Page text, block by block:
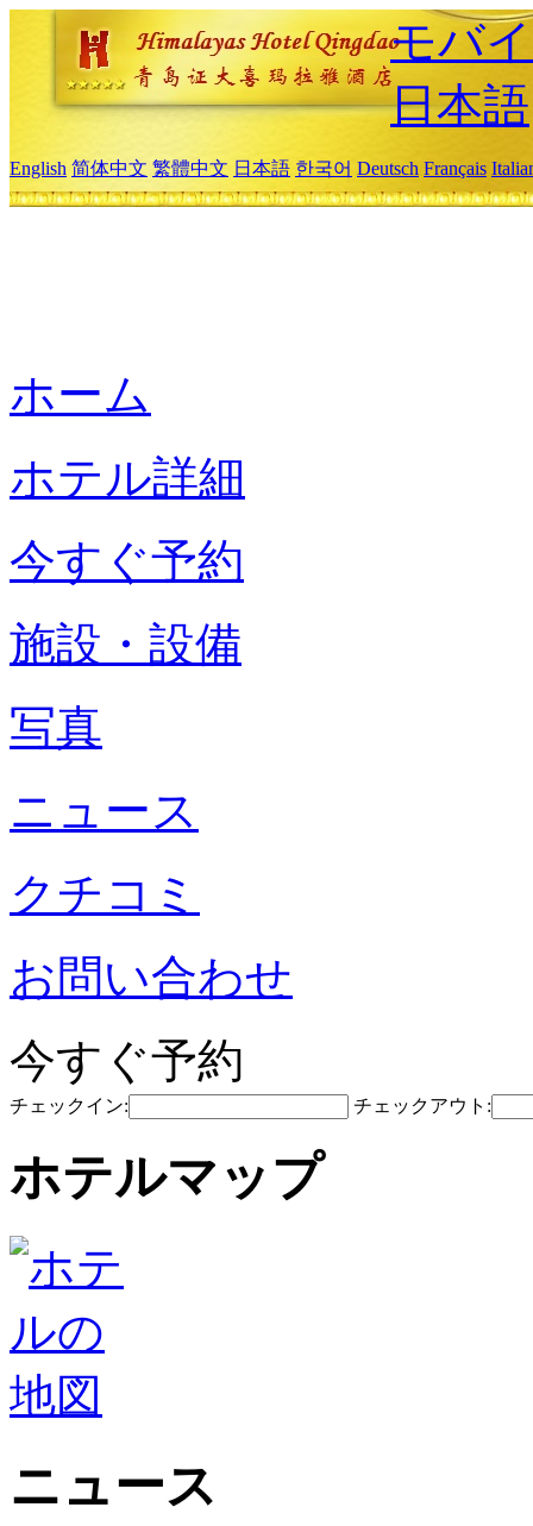
モバ
日本語
English 简体中文 繁體中文 日本語 한국어 Deutsch Français
ホーム
ホテル詳細
今すぐ予約
施設・設備
写真
ニュース
クチコミ
お問い合わせ
今すぐ予約
チェックイン: チェックアウト:
ホテルマップ
ニュース